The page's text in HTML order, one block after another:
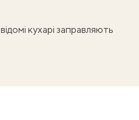
відомі кухарі заправляють